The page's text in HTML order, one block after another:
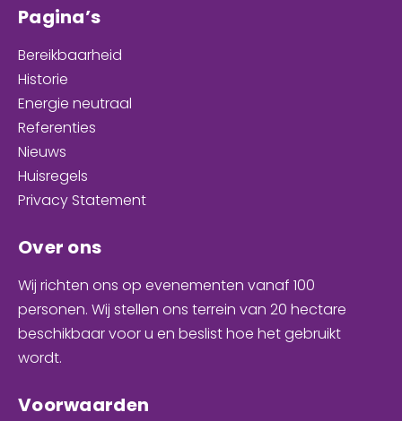
Pagina’s
Bereikbaarheid
Historie
Energie neutraal
Referenties
Nieuws
Huisregels
Privacy Statement
Over ons
Wij richten ons op evenementen vanaf 100
personen. Wij stellen ons terrein van 20 hectare
beschikbaar voor u en beslist hoe het gebruikt
wordt.
Voorwaarden